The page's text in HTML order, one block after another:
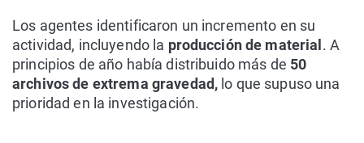
Los agentes identificaron un incremento en su
actividad, incluyendo la producción de material . A
principios de año había distribuido más de 50
archivos de extrema gravedad, lo que supuso una
prioridad en la investigación.